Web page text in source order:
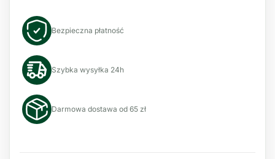
Bezpieczna płatność
Szybka wysyłka 24h
Darmowa dostawa od 65 zł